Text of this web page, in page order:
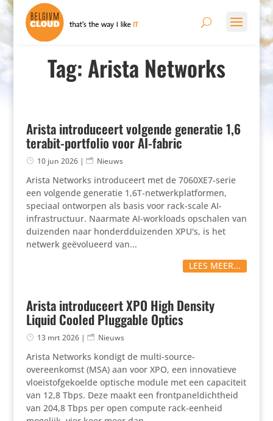
Tag: Arista Networks
Arista introduceert volgende generatie 1,6
terabit-portfolio voor AI-fabric
10 jun 2026| Nieuws
Arista Networks introduceert met de 7060XE7-serie
een volgende generatie 1,6T-netwerkplatformen,
speciaal ontworpen als basis voor rack-scale AI-
infrastructuur. Naarmate AI-workloads opschalen van
duizenden naar honderdduizenden XPU's, is het
netwerk geëvolueerd van...
LEES MEER...
Arista introduceert XPO High Density
Liquid Cooled Pluggable Optics
13 mrt 2026| Nieuws
Arista Networks kondigt de multi-source-
overeenkomst (MSA) aan voor XPO, een innovatieve
vloeistofgekoelde optische module met een capaciteit
van 12,8 Tbps. Deze maakt een frontpaneldichtheid
van 204,8 Tbps per open compute rack-eenheid